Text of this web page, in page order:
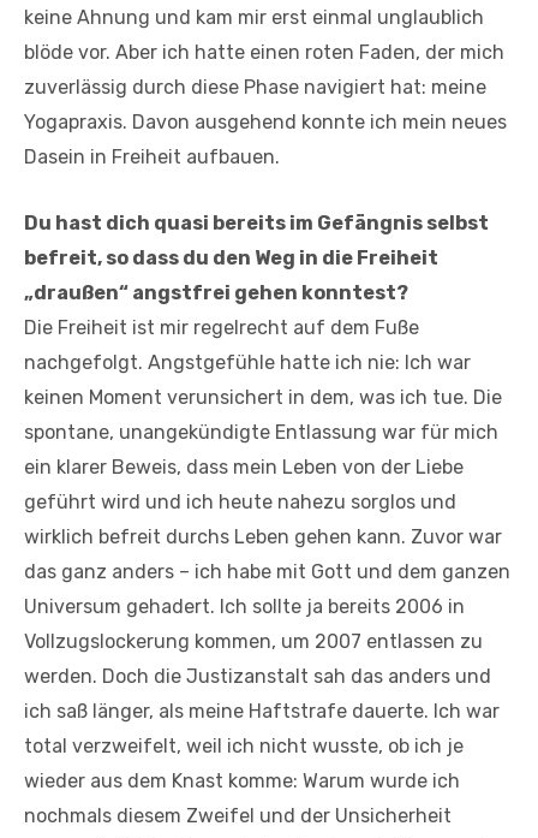
keine Ahnung und kam mir erst einmal unglaublich
blöde vor. Aber ich hatte einen roten Faden, der mich
zuverlässig durch diese Phase navigiert hat: meine
Yogapraxis. Davon ausgehend konnte ich mein neues
Dasein in Freiheit aufbauen.
Du hast dich quasi bereits im Gefängnis selbst
befreit, so dass du den Weg in die Freiheit
„draußen“ angstfrei gehen konntest?
Die Freiheit ist mir regelrecht auf dem Fuße
nachgefolgt. Angstgefühle hatte ich nie: Ich war
keinen Moment verunsichert in dem, was ich tue. Die
spontane, unangekündigte Entlassung war für mich
ein klarer Beweis, dass mein Leben von der Liebe
geführt wird und ich heute nahezu sorglos und
wirklich befreit durchs Leben gehen kann. Zuvor war
das ganz anders – ich habe mit Gott und dem ganzen
Universum gehadert. Ich sollte ja bereits 2006 in
Vollzugslockerung kommen, um 2007 entlassen zu
werden. Doch die Justizanstalt sah das anders und
ich saß länger, als meine Haftstrafe dauerte. Ich war
total verzweifelt, weil ich nicht wusste, ob ich je
wieder aus dem Knast komme: Warum wurde ich
nochmals diesem Zweifel und der Unsicherheit